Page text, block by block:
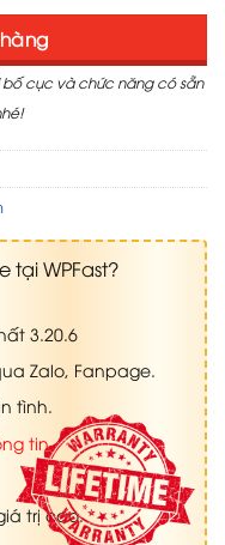
bố cục và chức năng có sẵn
tại WPFast?
3.20.6
Zalo, Fanpage.
tình.
tin.
trị cao.